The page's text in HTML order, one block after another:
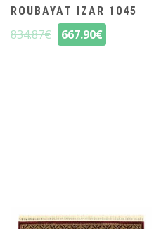
ROUBAYAT IZAR 1045
834.87€ 667.90€